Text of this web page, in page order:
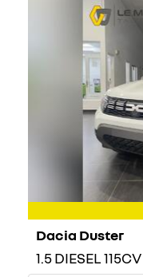
Dacia Duster
1.5 DIESEL 115CV